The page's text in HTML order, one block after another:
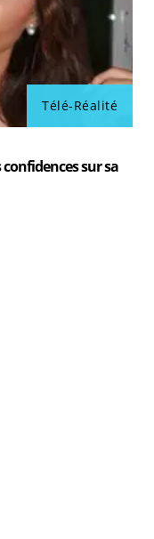
Télé-Réalité
confidences sur sa